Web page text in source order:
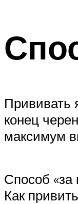
Прививать
конец
максимум
Способ «за
Как